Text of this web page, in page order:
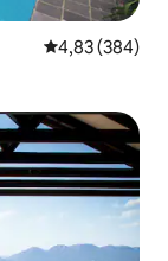
4,83 de uma
4,83 (384)